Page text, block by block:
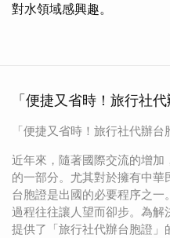
對水領域感興趣。
「便捷又省時！旅行社
「便捷又省時！旅行社代辦台
近年來，隨著國際交流的增加
的一部分。尤其對於擁有中
台胞證是出國的必要程序之
過程往往讓人望而卻步。為
提供了「旅行社代辦台胞證